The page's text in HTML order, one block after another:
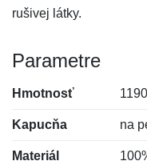
rušivej látky.
Parametre
Hmotnosť
Kapucňa na
Materiál